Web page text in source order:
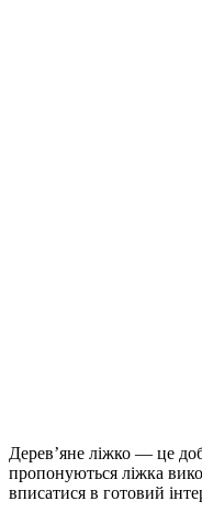
Дерев’яне ліжко — це
пропонуються ліжка
вписатися в готовий